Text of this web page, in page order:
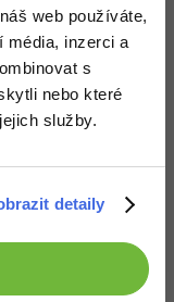
web používáte,
média, inzerci a
s
nebo které
služby.
detaily
diskuze co
přispívat pouze
se